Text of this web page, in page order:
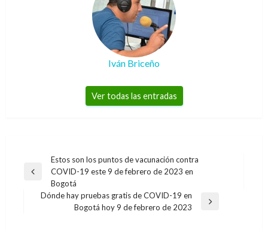
Iván Briceño
Ver todas las entradas
Navegación
de
entradas
Entrada
anterior
Estos son los puntos de vacunación contra
COVID-19 este 9 de febrero de 2023 en
Bogotá
Dónde hay pruebas gratis de COVID-19 en
Bogotá hoy 9 de febrero de 2023